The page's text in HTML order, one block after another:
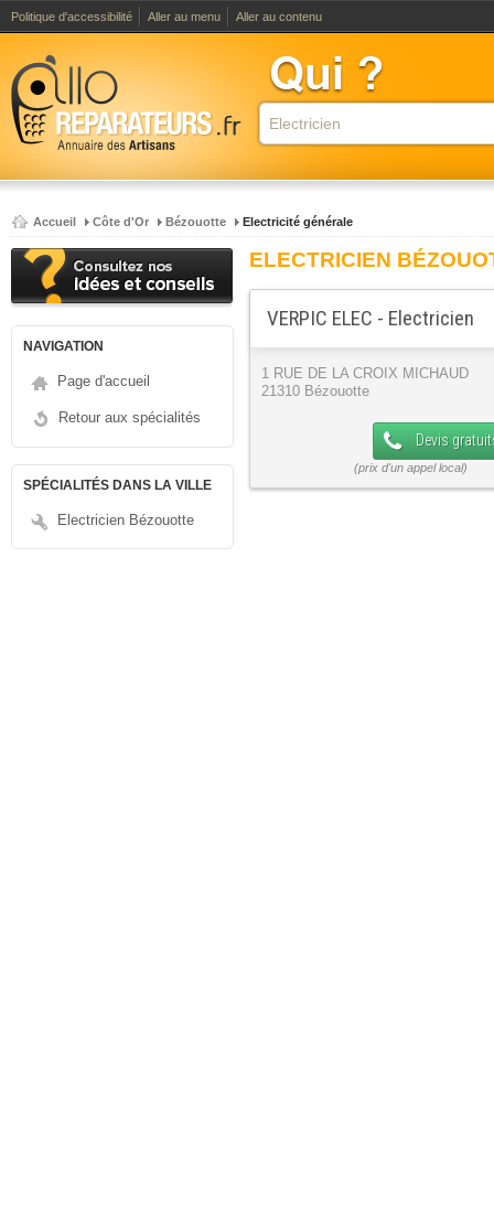
Politique d'accessibilité Aller au menu Aller au contenu
Accueil Côte d'Or Bézouotte Electricité générale
NAVIGATION
Page d'accueil
Retour aux spécialités
SPÉCIALITÉS DANS LA VILLE
Electricien Bézouotte
ELECTRICIEN
VERPIC ELEC - Electricien
1 RUE DE LA CROIX MICHAUD
21310 Bézouotte
Devis